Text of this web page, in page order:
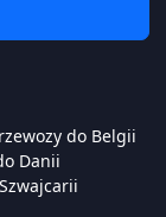
do Belgii
Danii